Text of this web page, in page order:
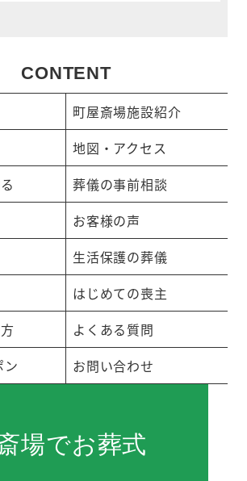
CONTENT
町屋斎場施設紹介
地図・アクセス
葬儀の事前相談
お客様の声
生活保護の葬儀
はじめての喪主
よくある質問
ン
お問い合わせ
場でお葬式